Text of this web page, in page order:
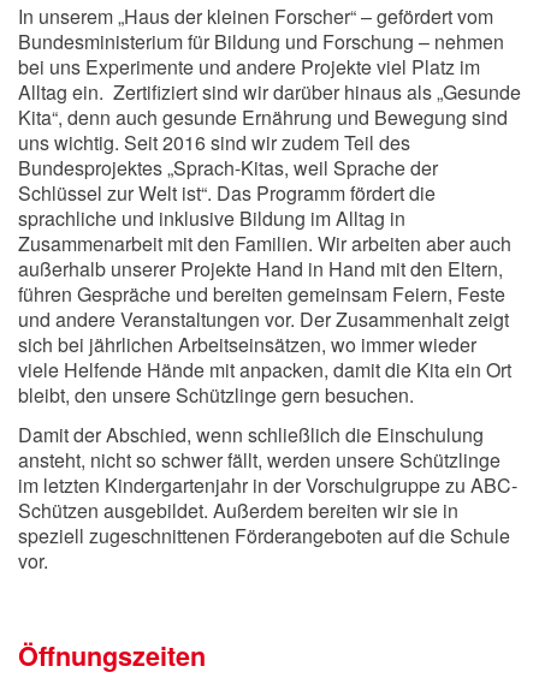
In unserem „Haus der kleinen Forscher“ – gefördert vom
Bundesministerium für Bildung und Forschung – nehmen
bei uns Experimente und andere Projekte viel Platz im
Alltag ein. Zertifiziert sind wir darüber hinaus als „Gesunde
Kita“, denn auch gesunde Ernährung und Bewegung sind
uns wichtig. Seit 2016 sind wir zudem Teil des
Bundesprojektes „Sprach-Kitas, weil Sprache der
Schlüssel zur Welt ist“. Das Programm fördert die
sprachliche und inklusive Bildung im Alltag in
Zusammenarbeit mit den Familien. Wir arbeiten aber auch
außerhalb unserer Projekte Hand in Hand mit den Eltern,
führen Gespräche und bereiten gemeinsam Feiern, Feste
und andere Veranstaltungen vor. Der Zusammenhalt zeigt
sich bei jährlichen Arbeitseinsätzen, wo immer wieder
viele Helfende Hände mit anpacken, damit die Kita ein Ort
bleibt, den unsere Schützlinge gern besuchen.
Damit der Abschied, wenn schließlich die Einschulung
ansteht, nicht so schwer fällt, werden unsere Schützlinge
im letzten Kindergartenjahr in der Vorschulgruppe zu ABC-
Schützen ausgebildet. Außerdem bereiten wir sie in
speziell zugeschnittenen Förderangeboten auf die Schule
vor.
Öffnungszeiten